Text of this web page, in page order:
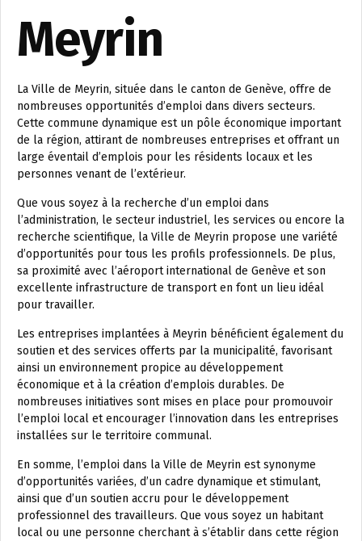
Meyrin
La Ville de Meyrin, située dans le canton de Genève, offre de
nombreuses opportunités d’emploi dans divers secteurs.
Cette commune dynamique est un pôle économique important
de la région, attirant de nombreuses entreprises et offrant un
large éventail d’emplois pour les résidents locaux et les
personnes venant de l’extérieur.
Que vous soyez à la recherche d’un emploi dans
l’administration, le secteur industriel, les services ou encore la
recherche scientifique, la Ville de Meyrin propose une variété
d’opportunités pour tous les profils professionnels. De plus,
sa proximité avec l’aéroport international de Genève et son
excellente infrastructure de transport en font un lieu idéal
pour travailler.
Les entreprises implantées à Meyrin bénéficient également du
soutien et des services offerts par la municipalité, favorisant
ainsi un environnement propice au développement
économique et à la création d’emplois durables. De
nombreuses initiatives sont mises en place pour promouvoir
l’emploi local et encourager l’innovation dans les entreprises
installées sur le territoire communal.
En somme, l’emploi dans la Ville de Meyrin est synonyme
d’opportunités variées, d’un cadre dynamique et stimulant,
ainsi que d’un soutien accru pour le développement
professionnel des travailleurs. Que vous soyez un habitant
local ou une personne cherchant à s’établir dans cette région